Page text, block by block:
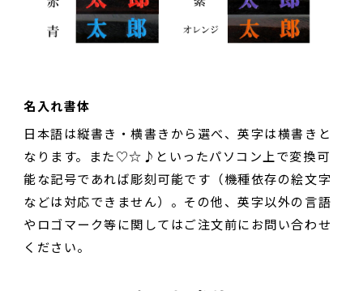
名入れ書体
日本語は縦書き・横書きから選べ、英字は横書きと
なります。また♡☆♪といったパソコン上で変換可
能な記号であれば彫刻可能です（機種依存の絵文字
などは対応できません）。その他、英字以外の言語
やロゴマーク等に関してはご注文前にお問い合わせ
ください。